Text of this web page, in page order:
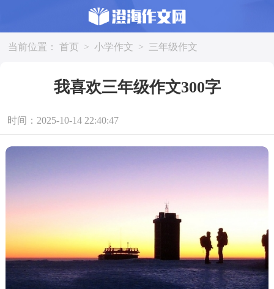
当前位置： 首页 > 小学作文 > 三年级作文
我喜欢三年级作文300字
时间：2025-10-14 22:40:47